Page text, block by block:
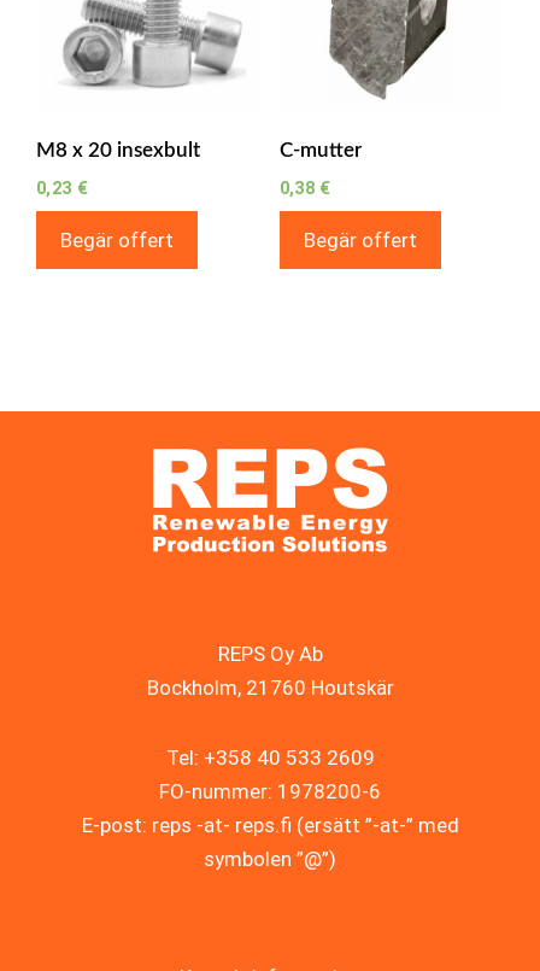
M8 x 20 insexbult
0,23 €
Begär offert
C-mutter
0,38 €
Begär offert
REPS Oy Ab
Bockholm, 21760 Houtskär
Tel: +358 40 533 2609
FO-nummer: 1978200-6
E-post: reps -at- reps.fi (ersätt ”-at-” med
symbolen ”@”)